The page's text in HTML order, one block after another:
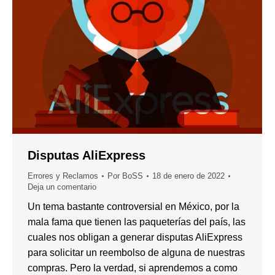
Disputas AliExpress
Errores y Reclamos Por BoSS
18 de enero de 2022
Deja un comentario
Un tema bastante controversial en México, por la
mala fama que tienen las paqueterías del país, las
cuales nos obligan a generar disputas AliExpress
para solicitar un reembolso de alguna de nuestras
compras. Pero la verdad, si aprendemos a como